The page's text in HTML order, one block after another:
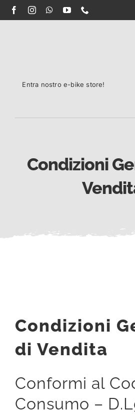
Salta
Entra nostro e-bike store!
Condizioni
Condizioni
di Vendita
Conformi al
Consumo –